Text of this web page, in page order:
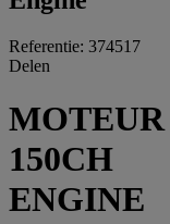
Referentie: 374517
Delen
150CH
ENGINE